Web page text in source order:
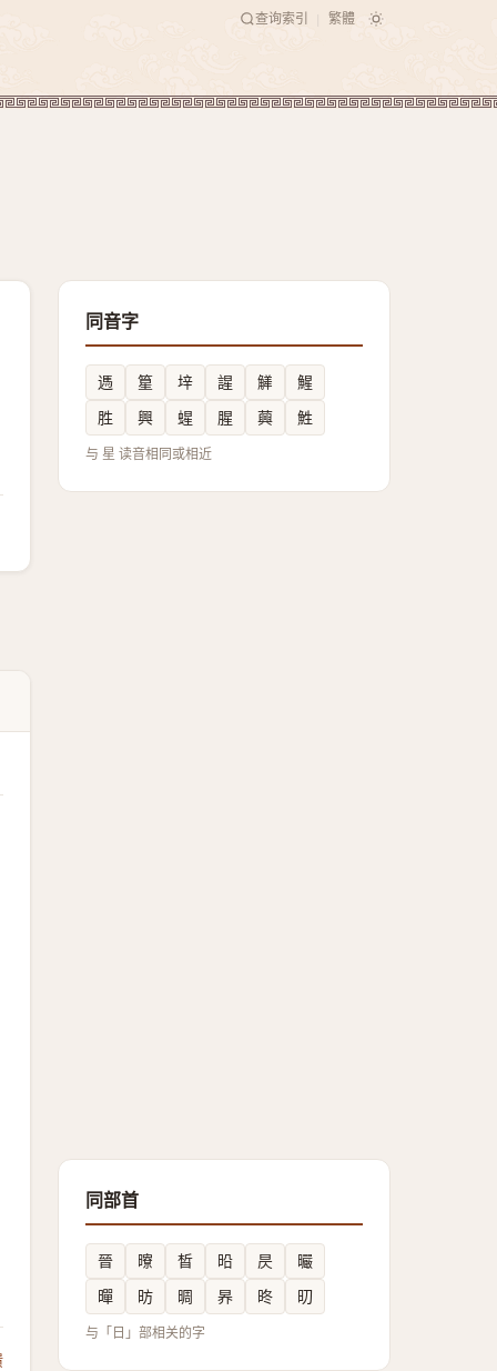
查询索引 繁體
同音字
遤 篂 垶 謃 觲
鯹
胜
興 䗌 腥 䕟 鮏
与 星 读音相同或相近
同部首
晉 曢 晳 㫟 昃
曮
暺
昉 晭 昦 昸 旫
与「日」部相关的字